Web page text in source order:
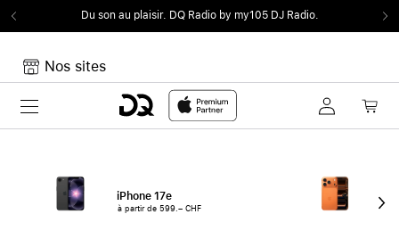
Du son au plaisir. DQ Radio by my105 DJ Radio.
Nos sites
Toggle navigation
iPhone 17e
à partir de 599.– CHF à